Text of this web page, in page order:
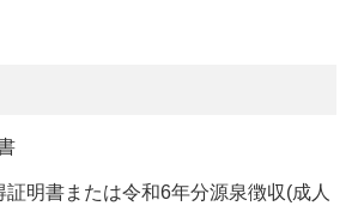
明書または令和6年分源泉徴収(成人